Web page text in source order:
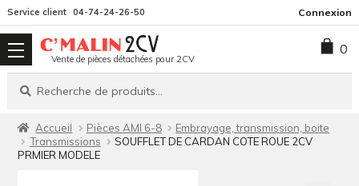
la
navigation
contenu
Service client 04-74-24-26-50 Connexion
Vente de pièces détachées pour 2CV
Recherche
Recherche
0
Accueil Pièces AMI 6-8
Embrayage, transmission, boite
Transmissions
SOUFFLET DE CARDAN COTE ROUE 2CV
PRMIER MODELE